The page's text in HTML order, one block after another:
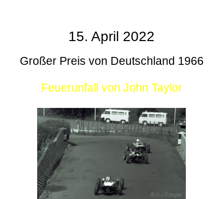
15. April 2022
Großer Preis von Deutschland 1966
Feuerunfall von John Taylor